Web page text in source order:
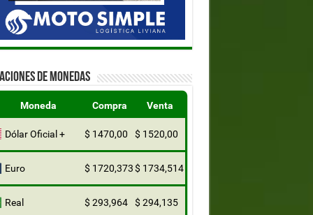
DE MONEDAS
Moneda Compra Venta
Dólar Oficial + $ 1470,00 $ 1520,00
Euro $ 1720,373$ 1734,514
Real $ 293,964 $ 294,135